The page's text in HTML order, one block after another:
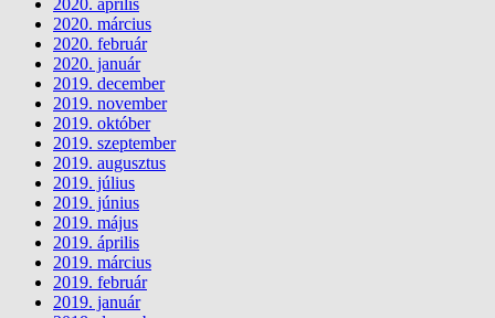
2020. április
2020. március
2020. február
2020. január
2019. december
2019. november
2019. október
2019. szeptember
2019. augusztus
2019. július
2019. június
2019. május
2019. április
2019. március
2019. február
2019. január